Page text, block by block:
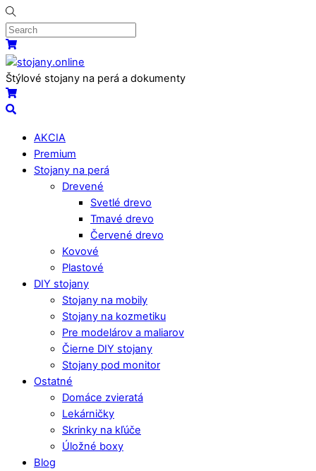
Skip
to
content
MenuKošík
Štýlové stojany na perá a dokumenty
Košík
Search
AKCIA
Premium
Stojany na perá
Drevené
Svetlé drevo
Tmavé drevo
Červené drevo
Kovové
Plastové
DIY stojany
Stojany na mobily
Stojany na kozmetiku
Pre modelárov a maliarov
Čierne DIY stojany
Stojany pod monitor
Ostatné
Domáce zvieratá
Lekárničky
Skrinky na kľúče
Úložné boxy
Blog